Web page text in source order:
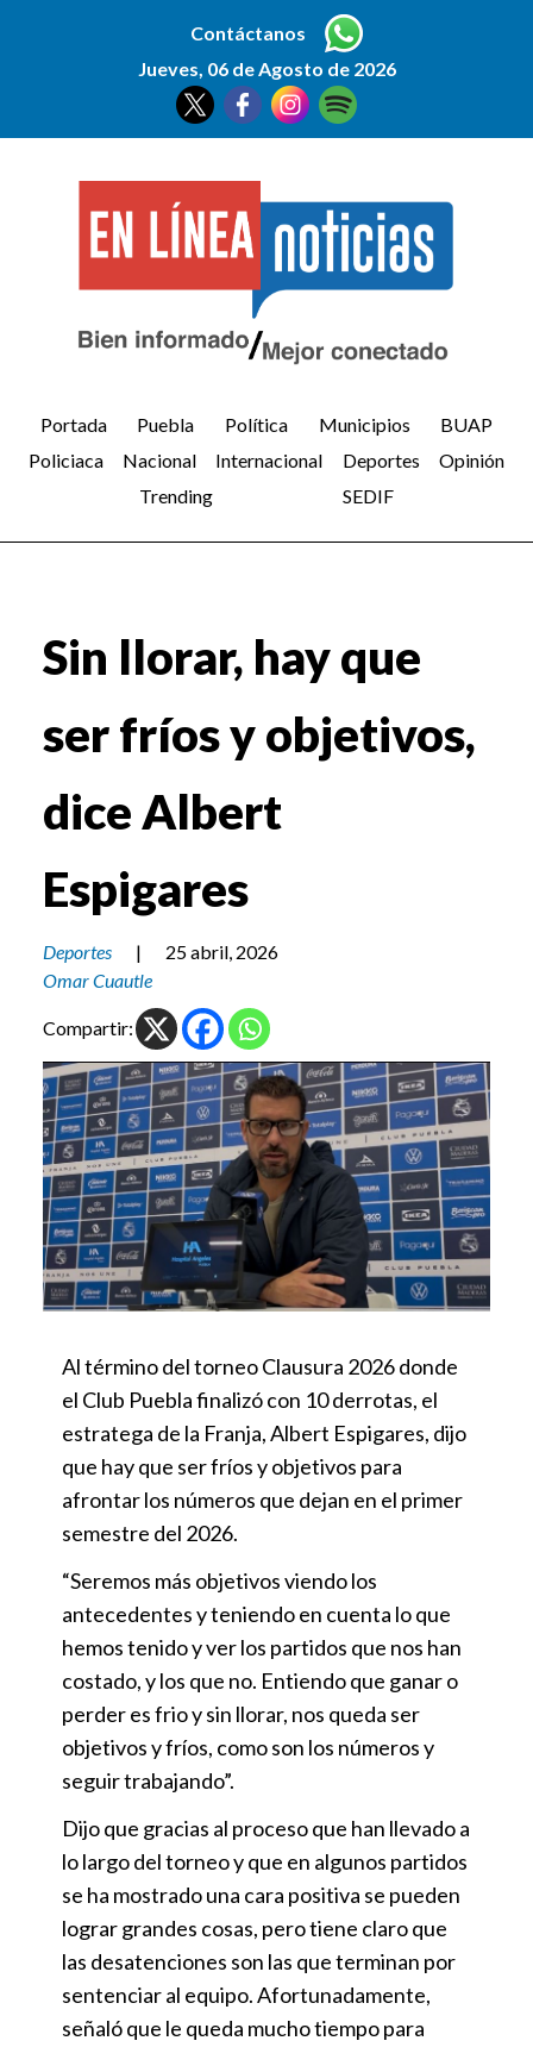
Contáctanos
Jueves, 06 de Agosto de 2026
Portada Puebla Política Municipios
BUAP
Policiaca
Nacional Internacional Deportes
Opinión
Trending
SEDIF
Sin llorar, hay que
ser fríos y objetivos,
dice Albert
Espigares
Deportes |
25 abril, 2026
Omar Cuautle
Compartir:
Al término del torneo Clausura 2026 donde
el Club Puebla finalizó con 10 derrotas, el
estratega de la Franja, Albert Espigares, dijo
que hay que ser fríos y objetivos para
afrontar los números que dejan en el primer
semestre del 2026.
“Seremos más objetivos viendo los
antecedentes y teniendo en cuenta lo que
hemos tenido y ver los partidos que nos han
costado, y los que no. Entiendo que ganar o
perder es frio y sin llorar, nos queda ser
objetivos y fríos, como son los números y
seguir trabajando”.
Dijo que gracias al proceso que han llevado a
lo largo del torneo y que en algunos partidos
se ha mostrado una cara positiva se pueden
lograr grandes cosas, pero tiene claro que
las desatenciones son las que terminan por
sentenciar al equipo. Afortunadamente,
señaló que le queda mucho tiempo para